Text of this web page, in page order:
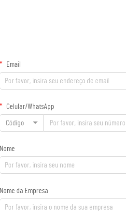
Email
Celular/WhatsApp
Código
Nome
Nome da Empresa